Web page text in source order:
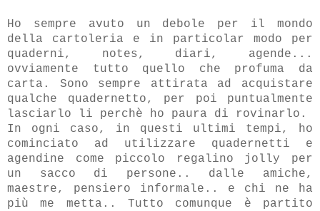
Ho sempre avuto un debole per il mondo
della cartoleria e in particolar modo per
quaderni, notes, diari, agende...
ovviamente tutto quello che profuma da
carta. Sono sempre attirata ad acquistare
qualche quadernetto, per poi puntualmente
lasciarlo li perchè ho paura di rovinarlo.
In ogni caso, in questi ultimi tempi, ho
cominciato ad utilizzare quadernetti e
agendine come piccolo regalino jolly per
un sacco di persone.. dalle amiche,
maestre, pensiero informale.. e chi ne ha
più me metta.. Tutto comunque è partito